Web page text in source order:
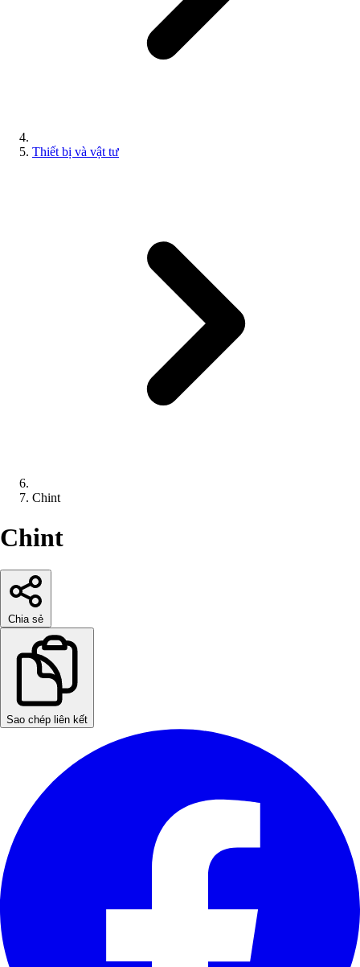
Thiết bị và vật tư
Chint
Chint
Chia sẻ
Sao chép liên kết